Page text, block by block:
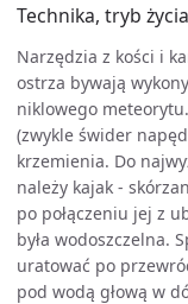
Technika, tryb
Narzędzia z kości i
ostrza bywają
niklowego
(zwykle świder
krzemienia. Do
należy kajak -
po połączeniu jej z
była wodoszczelna.
uratować po
pod wodą głową w